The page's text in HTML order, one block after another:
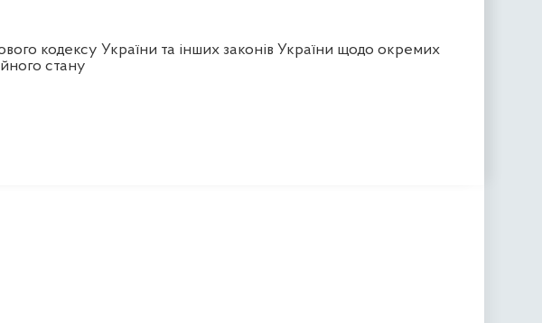
кодексу України та інших законів України щодо окремих
стану